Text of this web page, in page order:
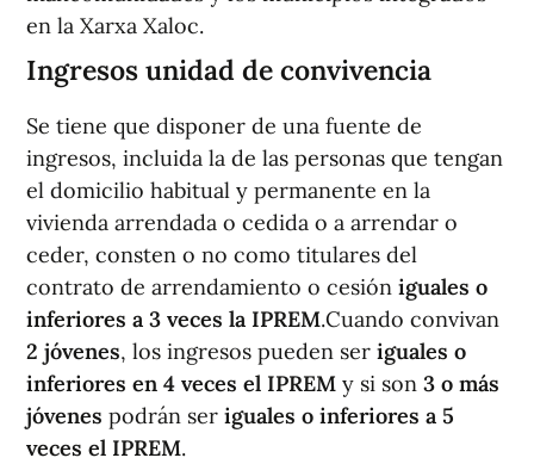
en la Xarxa Xaloc.
Ingresos unidad de convivencia
Se tiene que disponer de una fuente de
ingresos, incluida la de las personas que tengan
el domicilio habitual y permanente en la
vivienda arrendada o cedida o a arrendar o
ceder, consten o no como titulares del
contrato de arrendamiento o cesión iguales o
inferiores a 3 veces la IPREM.Cuando convivan
2 jóvenes, los ingresos pueden ser iguales o
inferiores en 4 veces el IPREM y si son 3 o más
jóvenes podrán ser iguales o inferiores a 5
veces el IPREM.